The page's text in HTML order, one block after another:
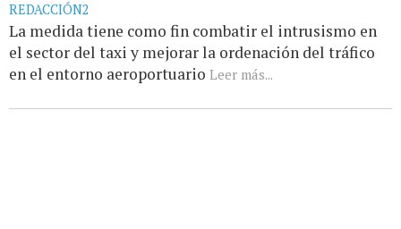
REDACCIÓN2
La medida tiene como fin combatir el intrusismo en
el sector del taxi y mejorar la ordenación del tráfico
en el entorno aeroportuario Leer más...